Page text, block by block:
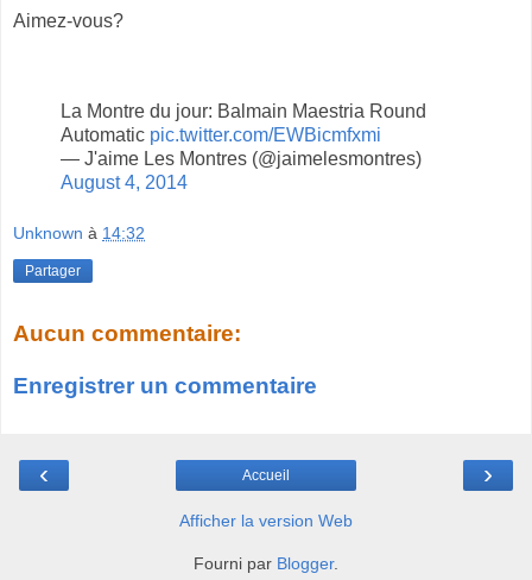
Aimez-vous?
La Montre du jour: Balmain Maestria Round
Automatic pic.twitter.com/EWBicmfxmi
— J'aime Les Montres (@jaimelesmontres)
August 4, 2014
Unknown à 14:32
Partager
Aucun commentaire:
Enregistrer un commentaire
‹ ›
Accueil
Afficher la version Web
Fourni par Blogger.